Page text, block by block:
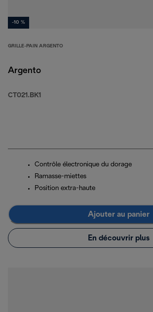
-10 %
GRILLE-PAIN ARGENTO
Argento
CT021.BK1
Contrôle électronique du dorage
Ramasse-miettes
Position extra-haute
Ajouter au panier
En découvrir plus